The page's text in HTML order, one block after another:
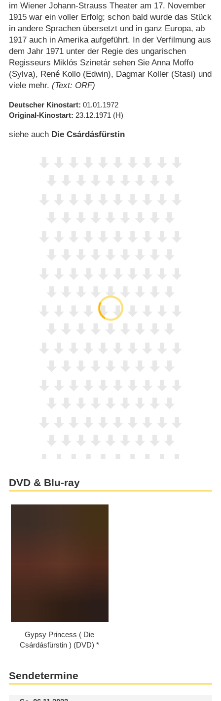
im Wiener Johann-Strauss Theater am 17. November
1915 war ein voller Erfolg; schon bald wurde das Stück
in andere Sprachen übersetzt und in ganz Europa, ab
1917 auch in Amerika aufgeführt. In der Verfilmung aus
dem Jahr 1971 unter der Regie des ungarischen
Regisseurs Miklós Szinetár sehen Sie Anna Moffo
(Sylva), René Kollo (Edwin), Dagmar Koller (Stasi) und
viele mehr. (Text: ORF)
Deutscher Kinostart 01.01.1972
Original-Kinostart 23.12.1971 (H)
siehe auch Die Csárdásfürstin
DVD & Blu-ray
Gypsy Princess ( Die
Csárdásfürstin ) (DVD)
Sendetermine